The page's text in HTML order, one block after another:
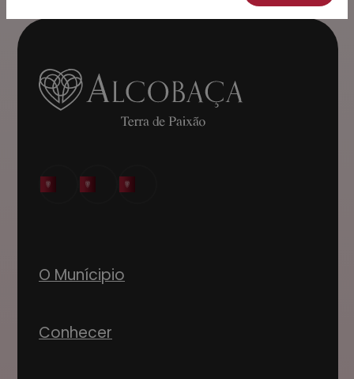
O Munícipio
Conhecer